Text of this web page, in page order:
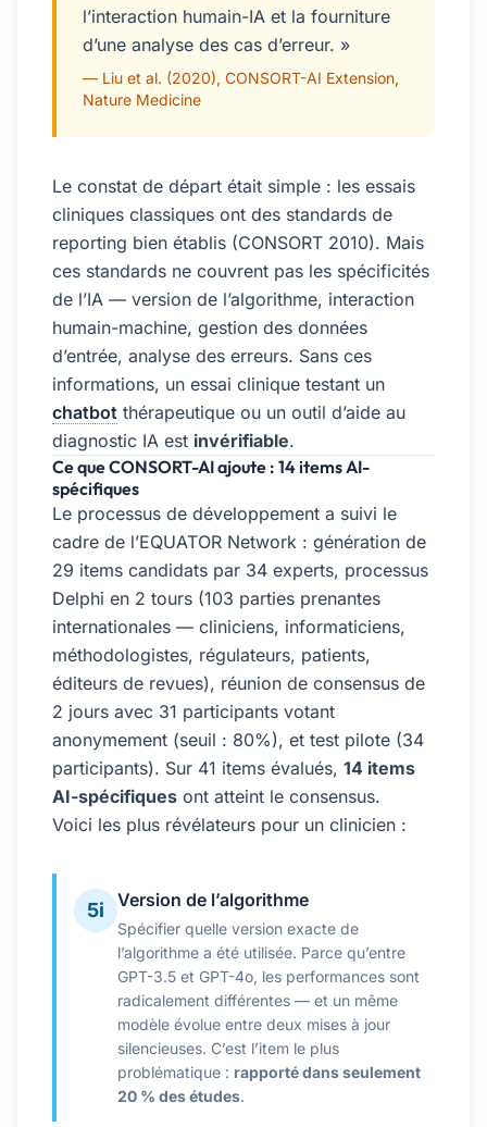
l’interaction humain-IA et la fourniture
d’une analyse des cas d’erreur. »
— Liu et al. (2020), CONSORT-AI Extension,
Nature Medicine
Le constat de départ était simple : les essais
cliniques classiques ont des standards de
reporting bien établis (CONSORT 2010). Mais
ces standards ne couvrent pas les spécificités
de l’IA — version de l’algorithme, interaction
humain-machine, gestion des données
d’entrée, analyse des erreurs. Sans ces
informations, un essai clinique testant un
chatbot thérapeutique ou un outil d’aide au
diagnostic IA est invérifiable.
Ce que CONSORT-AI ajoute : 14 items AI-
spécifiques
Le processus de développement a suivi le
cadre de l’EQUATOR Network : génération de
29 items candidats par 34 experts, processus
Delphi en 2 tours (103 parties prenantes
internationales — cliniciens, informaticiens,
méthodologistes, régulateurs, patients,
éditeurs de revues), réunion de consensus de
2 jours avec 31 participants votant
anonymement (seuil : 80%), et test pilote (34
participants). Sur 41 items évalués, 14 items
AI-spécifiques ont atteint le consensus.
Voici les plus révélateurs pour un clinicien :
5i Version de l’algorithme
Spécifier quelle version exacte de
l’algorithme a été utilisée. Parce qu’entre
GPT-3.5 et GPT-4o, les performances sont
radicalement différentes — et un même
modèle évolue entre deux mises à jour
silencieuses. C’est l’item le plus
problématique : rapporté dans seulement
20 % des études.